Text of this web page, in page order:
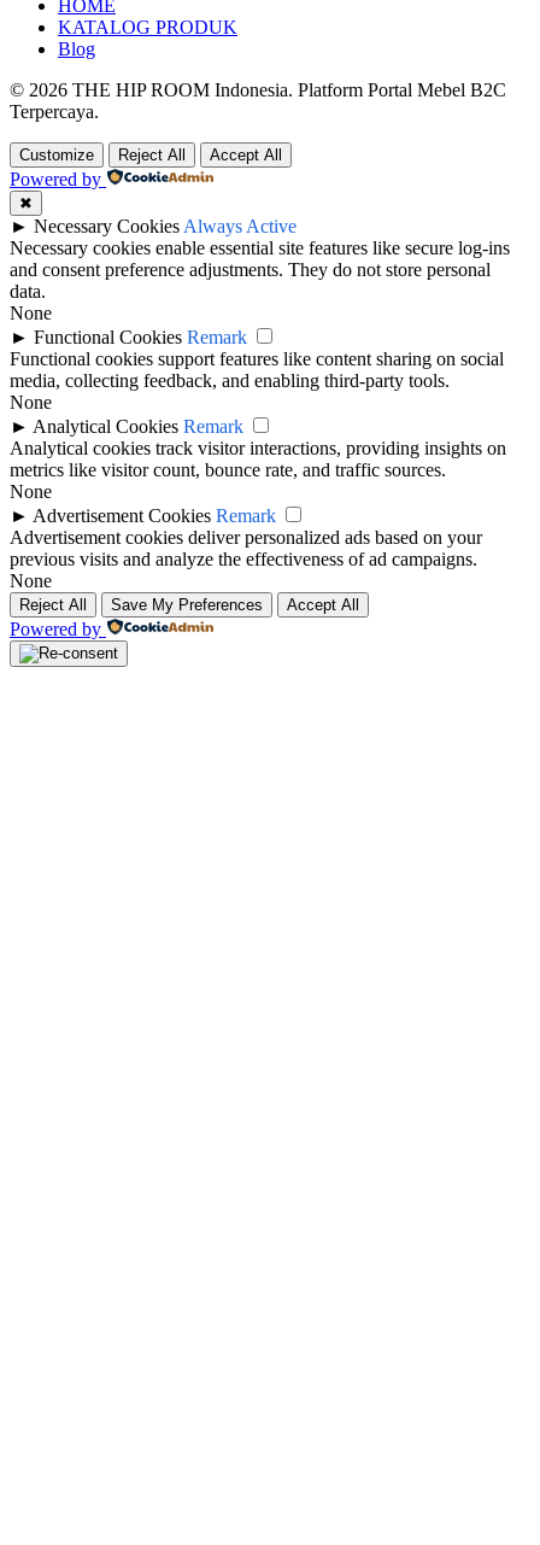
HOME
KATALOG PRODUK
Blog
© 2026 THE HIP ROOM Indonesia. Platform Portal Mebel B2C
Terpercaya.
Customize Reject All Accept All
Powered by
✖
► Necessary CookiesAlways Active
Necessary cookies enable essential site features like secure log-ins
and consent preference adjustments. They do not store personal
data.
None
► Functional Cookies Remark
Functional cookies support features like content sharing on social
media, collecting feedback, and enabling third-party tools.
None
► Analytical Cookies Remark
Analytical cookies track visitor interactions, providing insights on
metrics like visitor count, bounce rate, and traffic sources.
None
► Advertisement Cookies Remark
Advertisement cookies deliver personalized ads based on your
previous visits and analyze the effectiveness of ad campaigns.
None
Reject All Save My Preferences Accept All
Powered by